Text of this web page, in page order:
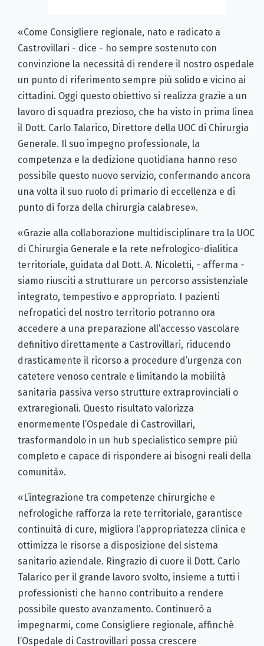
«Come Consigliere regionale, nato e radicato a
Castrovillari - dice - ho sempre sostenuto con
convinzione la necessità di rendere il nostro ospedale
un punto di riferimento sempre più solido e vicino ai
cittadini. Oggi questo obiettivo si realizza grazie a un
lavoro di squadra prezioso, che ha visto in prima linea
il Dott. Carlo Talarico, Direttore della UOC di Chirurgia
Generale. Il suo impegno professionale, la
competenza e la dedizione quotidiana hanno reso
possibile questo nuovo servizio, confermando ancora
una volta il suo ruolo di primario di eccellenza e di
punto di forza della chirurgia calabrese».
«Grazie alla collaborazione multidisciplinare tra la UOC
di Chirurgia Generale e la rete nefrologico-dialitica
territoriale, guidata dal Dott. A. Nicoletti, - afferma -
siamo riusciti a strutturare un percorso assistenziale
integrato, tempestivo e appropriato. I pazienti
nefropatici del nostro territorio potranno ora
accedere a una preparazione all’accesso vascolare
definitivo direttamente a Castrovillari, riducendo
drasticamente il ricorso a procedure d’urgenza con
catetere venoso centrale e limitando la mobilità
sanitaria passiva verso strutture extraprovinciali o
extraregionali. Questo risultato valorizza
enormemente l’Ospedale di Castrovillari,
trasformandolo in un hub specialistico sempre più
completo e capace di rispondere ai bisogni reali della
comunità».
«L’integrazione tra competenze chirurgiche e
nefrologiche rafforza la rete territoriale, garantisce
continuità di cure, migliora l’appropriatezza clinica e
ottimizza le risorse a disposizione del sistema
sanitario aziendale. Ringrazio di cuore il Dott. Carlo
Talarico per il grande lavoro svolto, insieme a tutti i
professionisti che hanno contribuito a rendere
possibile questo avanzamento. Continuerò a
impegnarmi, come Consigliere regionale, affinché
l’Ospedale di Castrovillari possa crescere